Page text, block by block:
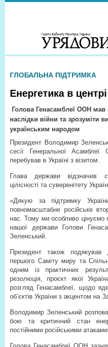
ГЛОБАЛЬНА ПІДТРИМКА
Енергетика в
Голова Генасамблеї ООН мав
наслідки війни та зрозуміти
українським народом
Президент Володимир
сесії Генеральної
перебував в Україні з візитом.
Глава держави відзначив
цілісності та суверенітету
«Дякую за підтримку
повномасштабне російське
нас. Тому ми особливо цінуємо
нашої держави Голови
Зеленський.
Президент також подякував
першого Саміту миру та
одним із практичних
резолюція, проєкт якої
розгляд Генасамблеї, щодо
об’єктів України з акцентом на
Володимир Зеленський
бою та критичний стан
постійними російськими атаками